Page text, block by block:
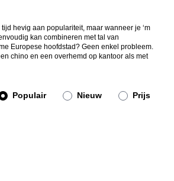
hevig aan populariteit, maar wanneer je ‘m
kan combineren met tal van
Europese hoofdstad? Geen enkel probleem.
chino en een overhemd op kantoor als met
Populair Nieuw Prijs